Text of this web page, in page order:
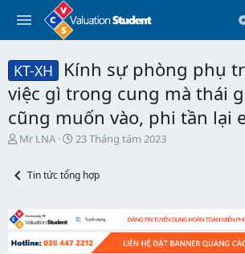
KT-XH
Kính sự phòng phụ
việc gì trong cung mà thái
cũng muốn vào, phi tần lại
T
e
d
s
t
Mr LNA
N
y
t
đ
23 Tháng tám 2023
Tin tức tổng hợp